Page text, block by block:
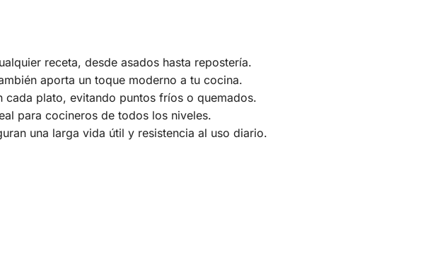
receta, desde asados hasta repostería.
aporta un toque moderno a tu cocina.
plato, evitando puntos fríos o quemados.
para cocineros de todos los niveles.
una larga vida útil y resistencia al uso diario.